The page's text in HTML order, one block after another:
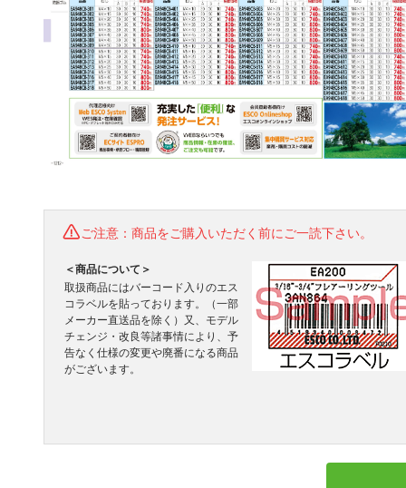
ご注意：商品をご購入いただく前にご一読下さい。
＜商品について＞
取扱商品にはバーコード入りのエス
コラベルを貼っております。（一部
メーカー直送品を除く）又、モデル
チェンジ・改良等諸事情により、予
告なく仕様の変更や廃番になる商品
がございます。